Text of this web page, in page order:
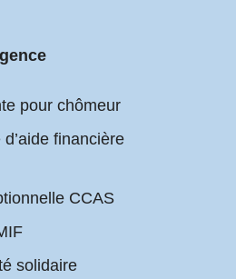
pour chômeur
financière
CCAS
solidaire